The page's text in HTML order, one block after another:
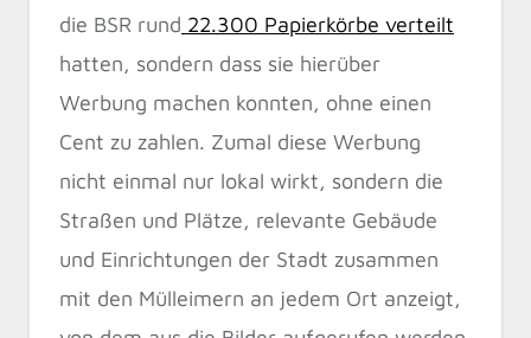
die BSR rund 22.300 Papierkörbe verteilt
hatten, sondern dass sie hierüber
Werbung machen konnten, ohne einen
Cent zu zahlen. Zumal diese Werbung
nicht einmal nur lokal wirkt, sondern die
Straßen und Plätze, relevante Gebäude
und Einrichtungen der Stadt zusammen
mit den Mülleimern an jedem Ort anzeigt,